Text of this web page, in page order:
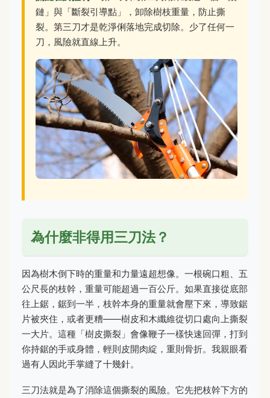
鏈」與「斷裂引導點」，卸除樹枝重量，防止撕
裂。第三刀才是乾淨俐落地完成切除。少了任何一
刀，風險就直線上升。
為什麼非得用三刀法？
因為樹木倒下時的重量和力量遠超想像。一根碗口粗、五
公尺長的枝幹，重量可能超過一百公斤。如果直接從底部
往上鋸，鋸到一半，枝幹本身的重量就會壓下來，導致鋸
片被夾住，或者更糟——樹皮和木纖維從切口處向上撕裂
一大片。這種「樹皮撕裂」會像鞭子一樣快速回彈，打到
你持鋸的手或身體，輕則皮開肉綻，重則骨折。我親眼看
過有人因此手掌縫了十幾針。
三刀法就是為了消除這個撕裂的風險。它先把枝幹下方的